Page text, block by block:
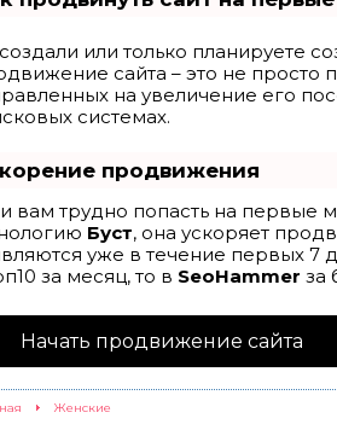
или только планируете
сайта – это не просто
на увеличение его
системах.
продвижения
вам трудно попасть на первые
Буст, она ускоряет
уже в течение первых 7
за месяц, то в SeoHammer за
Начать продвижение сайта
Женские